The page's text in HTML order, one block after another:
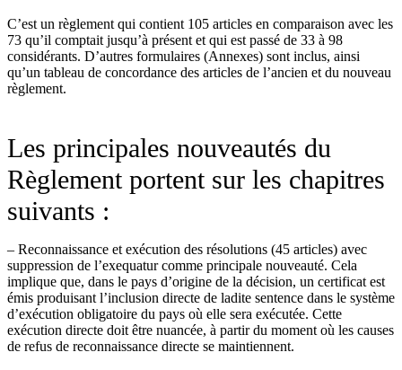
C’est un règlement qui contient 105 articles en comparaison avec les
73 qu’il comptait jusqu’à présent et qui est passé de 33 à 98
considérants. D’autres formulaires (Annexes) sont inclus, ainsi
qu’un tableau de concordance des articles de l’ancien et du nouveau
règlement.
Les principales nouveautés du
Règlement portent sur les chapitres
suivants :
– Reconnaissance et exécution des résolutions (45 articles) avec
suppression de l’exequatur comme principale nouveauté. Cela
implique que, dans le pays d’origine de la décision, un certificat est
émis produisant l’inclusion directe de ladite sentence dans le système
d’exécution obligatoire du pays où elle sera exécutée. Cette
exécution directe doit être nuancée, à partir du moment où les causes
de refus de reconnaissance directe se maintiennent.